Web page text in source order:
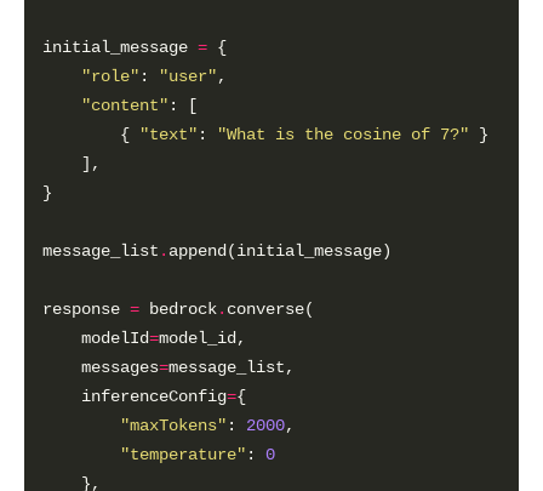
initial_message =
"role" : "user"
"content"
        {
"text" : "What is the cosine of 7?"
message_list .
response = bedrock.
    modelId
=
    messages
=
    inferenceConfig
=
"maxTokens" : 2000
"temperature" : 0